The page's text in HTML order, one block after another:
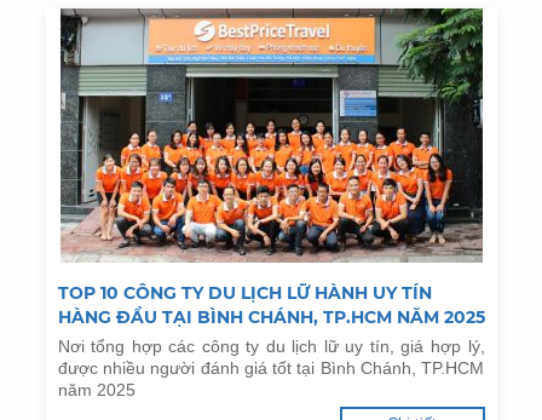
TOP 10 CÔNG TY DU LỊCH LỮ HÀNH UY TÍN
HÀNG ĐẦU TẠI BÌNH CHÁNH, TP.HCM NĂM 2025
Nơi tổng hợp các công ty du lịch lữ uy tín, giá hợp lý,
được nhiều người đánh giá tốt tại Bình Chánh, TP.HCM
năm 2025